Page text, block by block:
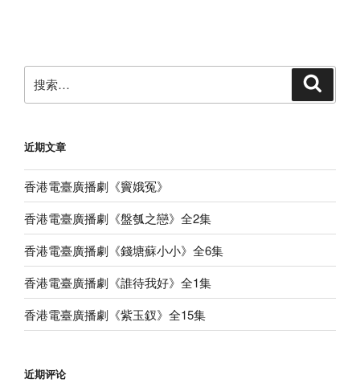
索：
近期文章
香港電臺廣播劇《竇娥冤》
香港電臺廣播劇《盤瓠之戀》全2集
香港電臺廣播劇《錢塘蘇小小》全6集
香港電臺廣播劇《誰待我好》全1集
香港電臺廣播劇《紫玉釵》全15集
近期评论